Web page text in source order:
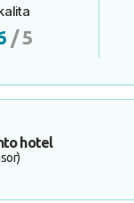
/ 5
hotel